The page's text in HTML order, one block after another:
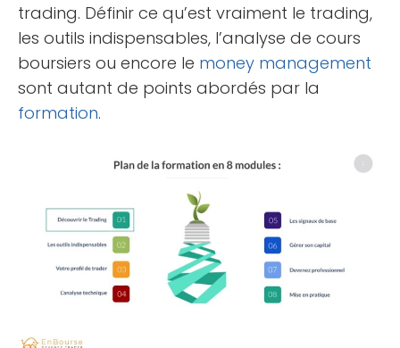
trading. Définir ce qu’est vraiment le trading,
les outils indispensables, l’analyse de cours
boursiers ou encore le money management
sont autant de points abordés par la
formation.